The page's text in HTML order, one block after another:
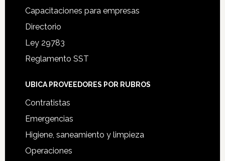
Capacitaciones para empresas
Directorio
Ley 29783
Reglamento SST
UBICA PROVEEDORES POR RUBROS
Contratistas
Emergencias
Higiene, saneamiento y limpieza
Operaciones